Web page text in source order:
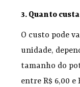
3. Quanto
O custo pode
unidade,
tamanho do
entre R$ 6,00